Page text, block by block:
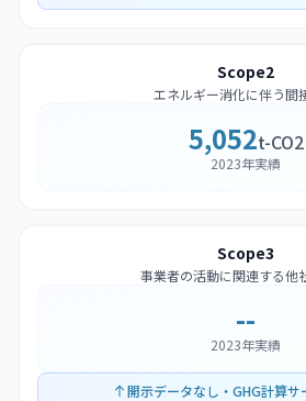
Scope2
エネルギー消化に伴う間
5,052t-CO2
2023年実績
Scope3
事業者の活動に関連する他
--
2023年実績
開示データなし・GHG計算サ